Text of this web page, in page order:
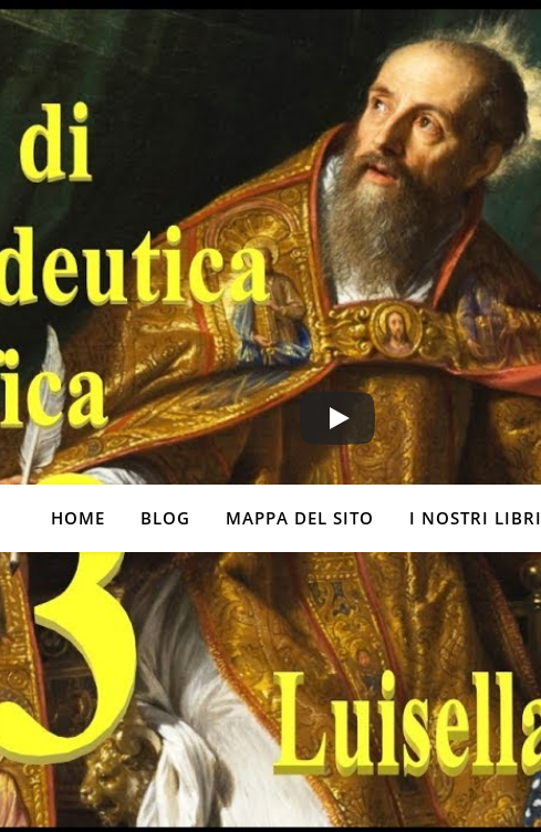
HOME BLOG MAPPA DEL SITO I NOSTRI LIBRI
FILOSOFIA, GNOSEOLOGIA
13 – Astrazione
(2)
27 Ottobre 2019